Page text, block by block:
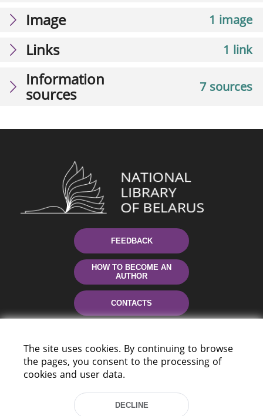
1 image
Image
1 link
Links
7 sources
Information
sources
FEEDBACK
HOW TO BECOME AN
AUTHOR
CONTACTS
The site uses cookies. By continuing to browse
the pages, you consent to the processing of
cookies and user data.
DECLINE